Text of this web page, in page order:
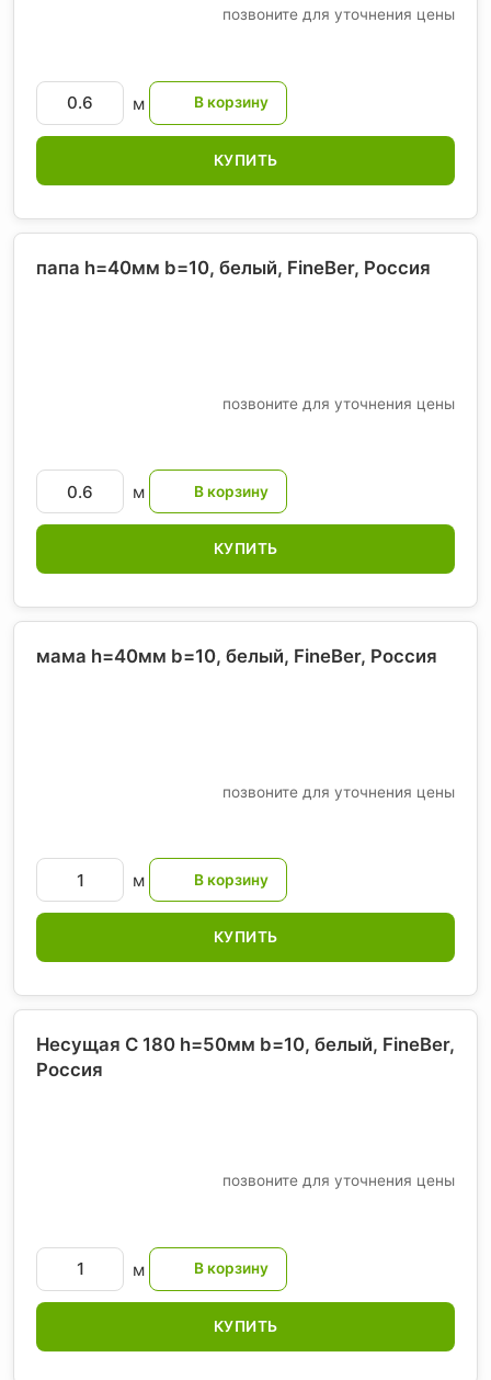
позвоните для уточнения цены
м
КУПИТЬ
папа h=40мм b=10, белый, FineBer, Россия
позвоните для уточнения цены
м
КУПИТЬ
мама h=40мм b=10, белый, FineBer, Россия
позвоните для уточнения цены
м
КУПИТЬ
Несущая С 180 h=50мм b=10, белый, FineBer,
Россия
позвоните для уточнения цены
м
КУПИТЬ